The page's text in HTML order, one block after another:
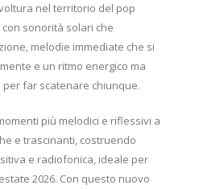
nel territorio del pop
sonorità solari che
melodie immediate che si
e un ritmo energico ma
far scatenare chiunque.
più melodici e riflessivi a
e trascinanti, costruendo
e radiofonica, ideale per
2026. Con questo nuovo